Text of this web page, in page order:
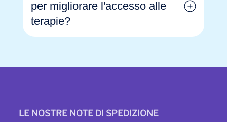
per migliorare l'accesso alle
terapie?
LE NOSTRE NOTE DI SPEDIZIONE